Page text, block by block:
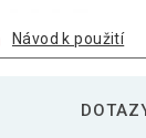
Návod k použití